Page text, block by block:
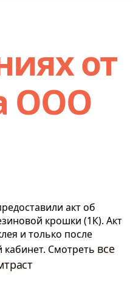
от
ООО
акт об
крошки (1К). Акт
и только после
Смотреть все